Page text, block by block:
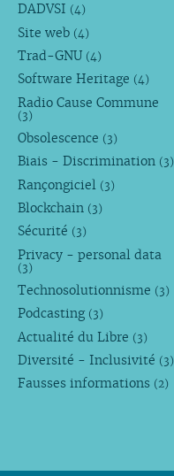
DADVSI (4)
Site web (4)
Trad-GNU (4)
Software Heritage (4)
Radio Cause Commune
(3)
Obsolescence (3)
Biais - Discrimination (3)
Rançongiciel (3)
Blockchain (3)
Sécurité (3)
Privacy - personal data
(3)
Technosolutionnisme (3)
Podcasting (3)
Actualité du Libre (3)
Diversité - Inclusivité (3)
Fausses informations (2)